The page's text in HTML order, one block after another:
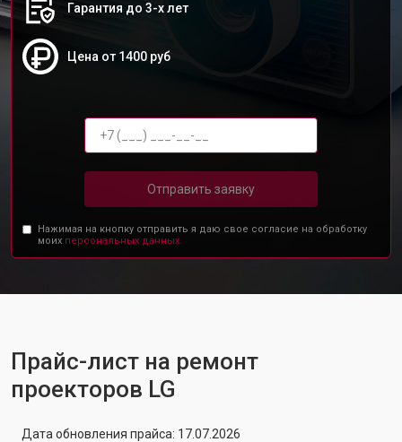
Гарантия до 3-х лет
Цена от 1400 руб
Отправить заявку
Нажимая на кнопку отправить я даю свое согласие на обработку
моих персональных данных.
Прайс-лист на ремонт
проекторов LG
Дата обновления прайса: 17.07.2026